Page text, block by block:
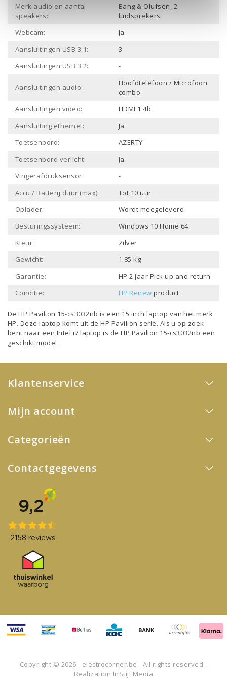
Merk audio en aantal
speakers:
Bang & Olufsen, 2
luidsprekers
Webcam:
Ja
Aansluitingen USB 3.1:
3
Aansluitingen USB 3.2:
-
Aansluitingen audio:
Hoofdtelefoon / Microfoon
combo
Aansluitingen video:
HDMI 1.4b
Aansluiting ethernet:
Ja
Toetsenbord:
AZERTY
Toetsenbord verlicht:
Ja
Vingerafdruksensor:
-
Accu / Batterij duur (max):
Tot 10 uur
Oplader:
Wordt meegeleverd
Besturingssysteem:
Windows 10 Home 64
Kleur :
Zilver
Gewicht:
1.85 kg
Garantie:
HP 2 jaar Pick up and return
Conditie:
HP Renew product
De HP Pavilion 15-cs3032nb is een 15 inch laptop van het merk
HP. Deze laptop komt uit deHP Pavilion serie. Als u op zoek
bent naar een Intel i7 laptopis de HP Pavilion 15-cs3032nb een
geschikt model.
Klantenservice
Mijn account
Categorieën
Contactgegevens
Copyright © 2026 - electrocorner.be - All rights reserved -
Realization InStijl Media